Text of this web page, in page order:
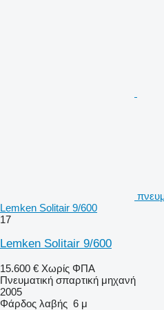
Lemken Solitair 9/600
17
Lemken Solitair 9/600
15.600 € Χωρίς ΦΠΑ
Πνευματική σπαρτική μηχανή
2005
Φάρδος λαβής 6 μ